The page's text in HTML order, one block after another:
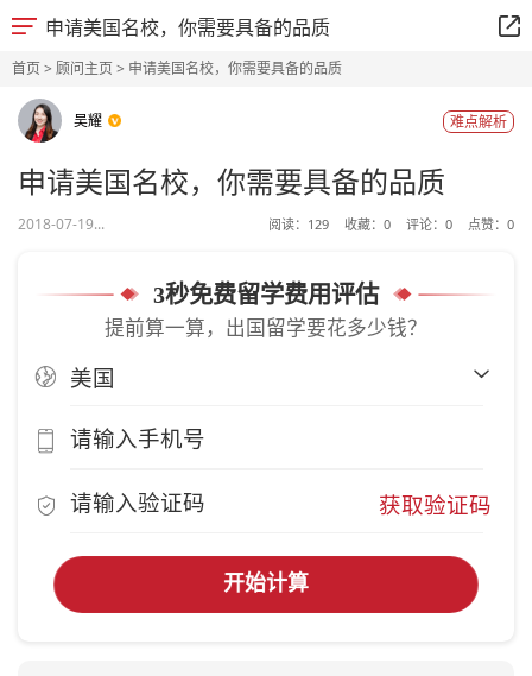
申请美国名校，你需要具备的品质
首页> 顾问主页> 申请美国名校，你需要具备的品质
吴耀 难点解析
申请美国名校，你需要具备的品质
2018-07-19... 阅读： 129 收藏： 0 评论： 0 点赞： 0
3秒免费留学费用评估
提前算一算，出国留学要花多少钱？
获取验证码
开始计算